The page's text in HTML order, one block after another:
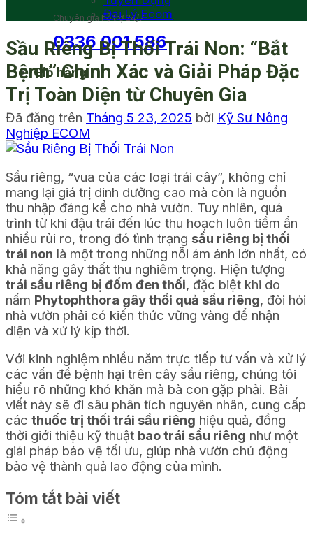
Chuyên gia hỗ trợ 24/7
0336 001 586
Giỏ hàng
Đại Lý Ecom
Sầu Riêng Bị Thối Trái Non: “Bắt
Bệnh” Chính Xác và Giải Pháp Đặc
Trị Toàn Diện từ Chuyên Gia
Đã đăng trên Tháng 5 23, 2025 bởi Kỹ Sư Nông
Nghiệp ECOM
Sầu riêng, “vua của các loại trái cây”, không chỉ
mang lại giá trị dinh dưỡng cao mà còn là nguồn
thu nhập đáng kể cho nhà vườn. Tuy nhiên, quá
trình từ khi đậu trái đến lúc thu hoạch luôn tiềm ẩn
nhiều rủi ro, trong đó tình trạng sầu riêng bị thối
trái non là một trong những nỗi ám ảnh lớn nhất, có
khả năng gây thất thu nghiêm trọng. Hiện tượng
trái sầu riêng bị đốm đen thối, đặc biệt khi do
nấm Phytophthora gây thối quả sầu riêng, đòi hỏi
nhà vườn phải có kiến thức vững vàng để nhận
diện và xử lý kịp thời.
Với kinh nghiệm nhiều năm trực tiếp tư vấn và xử lý
các vấn đề bệnh hại trên cây sầu riêng, chúng tôi
hiểu rõ những khó khăn mà bà con gặp phải. Bài
viết này sẽ đi sâu phân tích nguyên nhân, cung cấp
các thuốc trị thối trái sầu riêng hiệu quả, đồng
thời giới thiệu kỹ thuật bao trái sầu riêng như một
giải pháp bảo vệ tối ưu, giúp nhà vườn chủ động
bảo vệ thành quả lao động của mình.
Tóm tắt bài viết